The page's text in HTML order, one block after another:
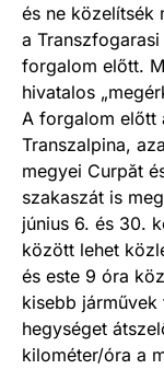
és ne közelítsék
a
forgalom előtt.
hivatalos
A forgalom előtt
Transzalpina,
megyei Curpăt
szakaszát is
június 6. és 30.
között lehet
és este 9 óra
kisebb
hegységet
kilométer/óra a